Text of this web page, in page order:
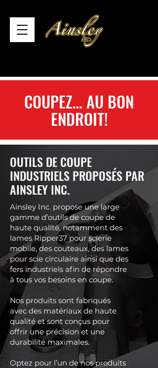
COUPEZ… AU BON
ENDROIT!
OUTILS DE COUPE
INDUSTRIELS PROPOSÉS PAR
AINSLEY INC.
Ainsley Inc. propose une large
gamme d’outils de coupe de
haute qualité, notamment des
lames Ripper37 pour scierie
mobile, des couteaux, des lames
pour scie circulaire ainsi que des
fers industriels afin de répondre
à tous vos besoins en coupe.
Nos produits sont fabriqués
avec des matériaux de haute
qualité et sont conçus pour
offrir une précision et une
durabilité maximales.
Optez pour l’un de nos produits